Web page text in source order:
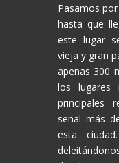
Pasamos
hasta que
este lugar
vieja y gran
apenas 300
los lugares
principales
señal más
esta